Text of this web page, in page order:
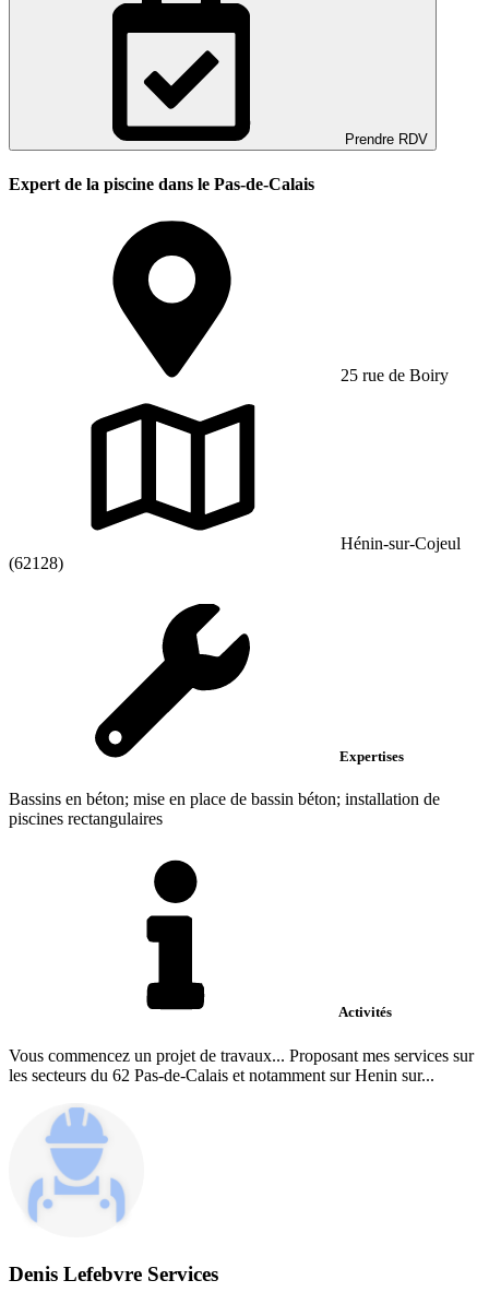
Prendre RDV
Expert de la piscine dans le Pas-de-Calais
25 rue de Boiry
Hénin-sur-Cojeul
(62128)
Expertises
Bassins en béton; mise en place de bassin béton; installation de
piscines rectangulaires
Activités
Vous commencez un projet de travaux... Proposant mes services sur
les secteurs du 62 Pas-de-Calais et notamment sur Henin sur...
Denis Lefebvre Services